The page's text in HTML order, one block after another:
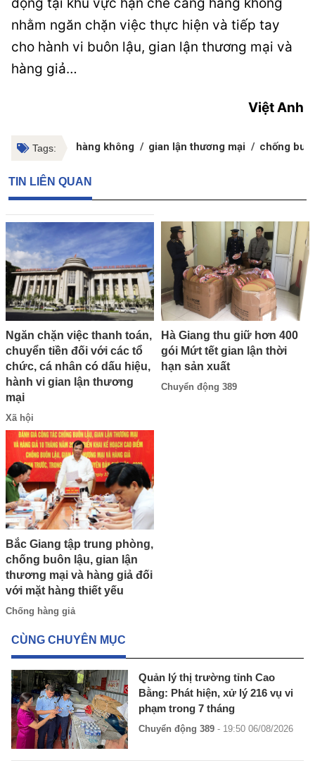
nhằm ngăn chặn việc thực hiện và tiếp tay
cho hành vi buôn lậu, gian lận thương mại và
hàng giả…
Việt Anh
Tags: hàng không gian lận thương mại chống
TIN LIÊN QUAN
Ngăn chặn việc thanh toán,
chuyển tiền đối với các tổ
chức, cá nhân có dấu hiệu,
hành vi gian lận thương
mại
Xã hội
Hà Giang thu giữ hơn 400
gói Mứt tết gian lận thời
hạn sản xuất
Chuyển động 389
Bắc Giang tập trung phòng,
chống buôn lậu, gian lận
thương mại và hàng giả đối
với mặt hàng thiết yếu
Chống hàng giả
CÙNG CHUYÊN MỤC
Quản lý thị trường tỉnh Cao
Bằng: Phát hiện, xử lý 216 vụ vi
phạm trong 7 tháng
Chuyển động 389 - 19:50 06/08/2026